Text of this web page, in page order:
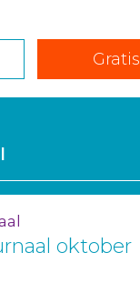
Gratis
oktober